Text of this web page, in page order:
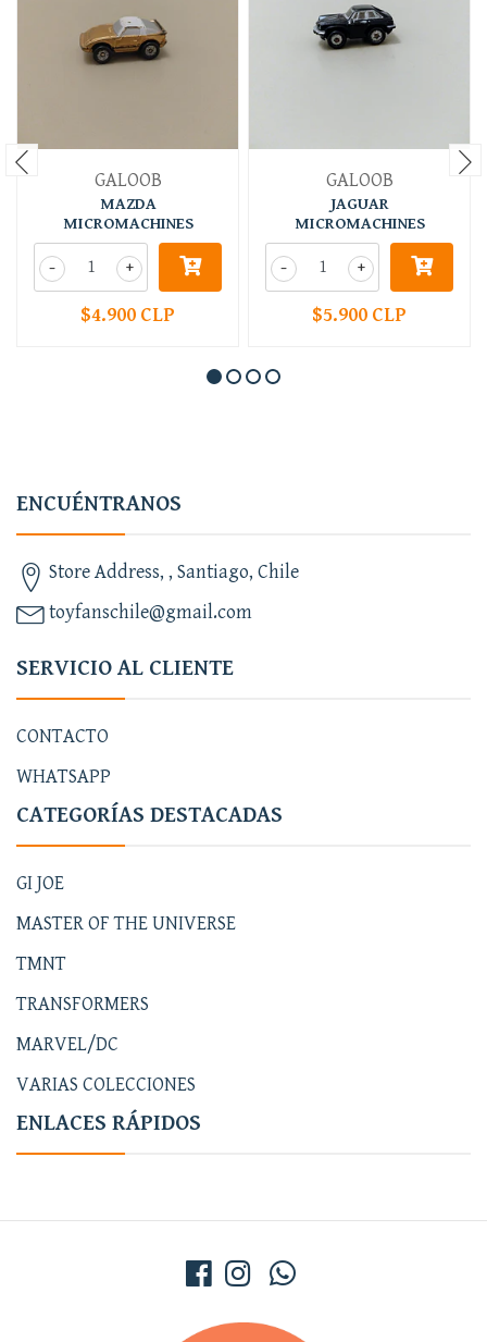
GALOOB
MAZDA
MICROMACHINES
+
-
$4.900 CLP
GALOOB
JAGUAR
MICROMACHINES
+
-
$5.900 CLP
ENCUÉNTRANOS
Store Address, , Santiago, Chile
toyfanschile@gmail.com
SERVICIO AL CLIENTE
CONTACTO
WHATSAPP
CATEGORÍAS DESTACADAS
GI JOE
MASTER OF THE UNIVERSE
TMNT
TRANSFORMERS
MARVEL/DC
VARIAS COLECCIONES
ENLACES RÁPIDOS